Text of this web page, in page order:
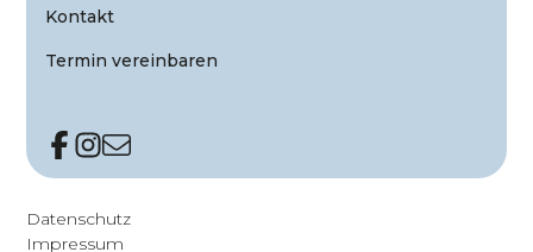
Kontakt
Termin vereinbaren
Datenschutz
Impressum